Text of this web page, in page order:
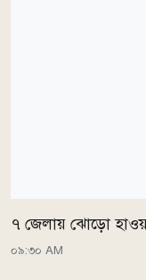
৭ জেলায় ঝোড়ো
০৯:৩০ AM